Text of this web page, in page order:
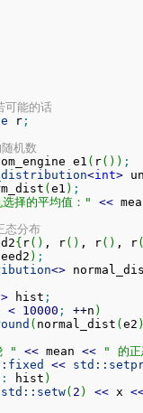
能的话
r;
机数
e1 ( r( ) ) ;
<int>
( e1 ) ;
择的平均值：" <<
分布
{ r( ) , r( ) , r( ) , r
) ;
<>
> hist ;
< 10000 ; ++n )
( normal_dist ( e2
" << mean <<
" 的正
fixed << std::
: hist )
std:: setw( 2 ) << x